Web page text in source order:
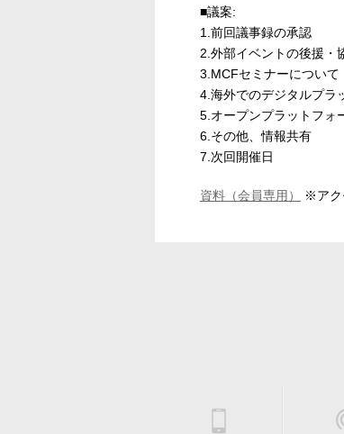
■議案​:
1.前回議事録の承認
2.外部イベントの後援・
3.MCFセミナーについて
4.海外でのデジタルプラ
5.オープンプラットフォ
6.その他、情報共有​
7.次回開催日​
資料（会員専用） ※アク